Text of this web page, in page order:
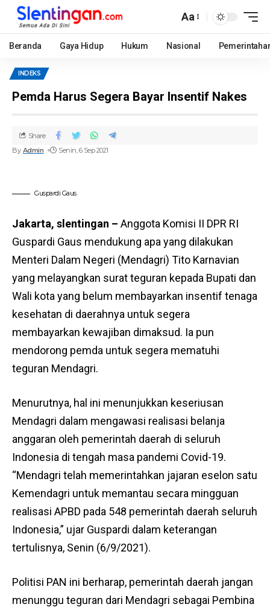
Aa
Beranda Gaya Hidup Hukum Nasional
INDEKS
Pemda Harus Segera Bayar Insentif Nakes
By Admin Senin, 6 Sep 2021
Share
Guspardi Gaus
Jakarta, slentingan – Anggota Komisi II DPR RI
Guspardi Gaus mendukung apa yang dilakukan
Menteri Dalam Negeri (Mendagri) Tito Karnavian
yang melayangkan surat teguran kepada Bupati dan
Wali kota yang belum membayarkan insentif tenaga
kesehatan di daerahnya untuk segera
membayarkan kewajiban dimaksud. Ia pun
mendorong pemda untuk segera mematuhi
teguran Mendagri.
Menurutnya, hal ini menunjukkan keseriusan
Mendagri dalam mengawasi realisasi belanja
anggaran oleh pemerintah daerah di seluruh
Indonesia di tengah masa pandemi Covid-19.
“Mendagri telah memerintahkan jajaran eselon satu
Kemendagri untuk memantau secara mingguan
realisasi APBD pada 548 pemerintah daerah seluruh
Indonesia,” ujar Guspardi dalam keterangan
tertulisnya, Senin (6/9/2021).
Politisi PAN ini berharap, pemerintah daerah jangan
menunggu teguran dari Mendagri sebagai Pembina